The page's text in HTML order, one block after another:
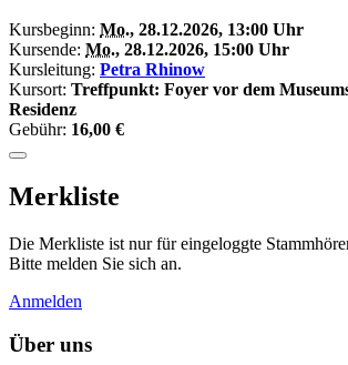
Kursbeginn: Mo., 28.12.2026, 13:00 Uhr
Kursende: Mo., 28.12.2026, 15:00 Uhr
Kursleitung: Petra Rhinow
Kursort: Treffpunkt: Foyer vor dem
Residenz
Gebühr: 16,00 €
Merkliste
Die Merkliste ist nur für eingeloggte
Bitte melden Sie sich an.
Anmelden
Über uns